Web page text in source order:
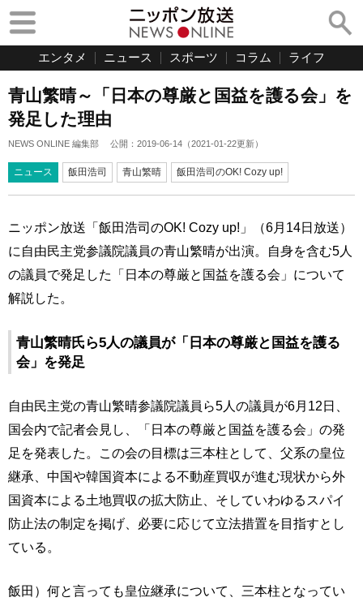
エンタメ ニュース スポーツ コラム ライフ
青山繁晴～「日本の尊厳と国益を護る会」を
発足した理由
NEWS ONLINE 編集部 公開： 2019-06-14 （2021-01-22更新）
ニュース 飯田浩司 青山繁晴 飯田浩司のOK! Cozy up!
ニッポン放送「飯田浩司のOK! Cozy up!」（6月14日放送）
に自由民主党参議院議員の青山繁晴が出演。自身を含む5人
の議員で発足した「日本の尊厳と国益を護る会」について
解説した。
青山繁晴氏ら5人の議員が「日本の尊厳と国益を護る
会」を発足
自由民主党の青山繁晴参議院議員ら5人の議員が6月12日、
国会内で記者会見し、「日本の尊厳と国益を護る会」の発
足を発表した。この会の目標は三本柱として、父系の皇位
継承、中国や韓国資本による不動産買収が進む現状から外
国資本による土地買収の拡大防止、そしていわゆるスパイ
防止法の制定を掲げ、必要に応じて立法措置を目指すとし
ている。
飯田）何と言っても皇位継承について、三本柱となってい